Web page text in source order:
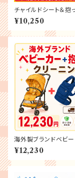
チャイルドシート＆抱
ーニング
¥10,250
海外製ブランドベビー
っこ紐クリーニング
¥12,230